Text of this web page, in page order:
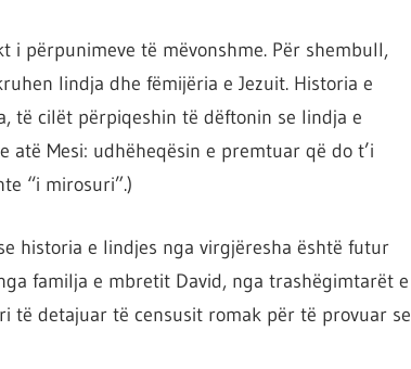
i përpunimeve të mëvonshme. Për shembull,
lindja dhe fëmijëria e Jezuit. Historia e
të cilët përpiqeshin të dëftonin se lindja e
atë Mesi: udhëheqësin e premtuar që do t’i
“i mirosuri”.)
historia e lindjes nga virgjëresha është futur
familja e mbretit David, nga trashëgimtarët e
të detajuar të censusit romak për të provuar se